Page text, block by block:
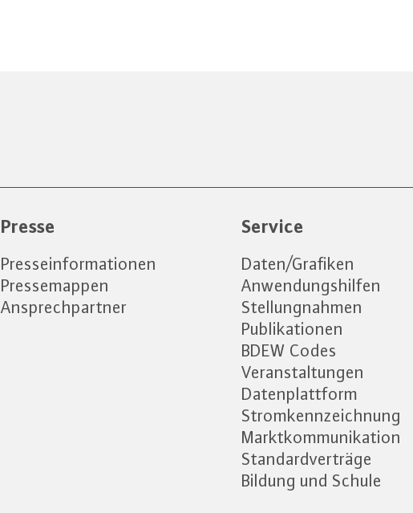
Presse
Presseinformationen
Pressemappen
Ansprechpartner
Service
Daten/Grafiken
Anwendungshilfen
Stellungnahmen
Publikationen
BDEW Codes
Veranstaltungen
Datenplattform
Stromkennzeichnung
Marktkommunikation
Standardverträge
Bildung und Schule